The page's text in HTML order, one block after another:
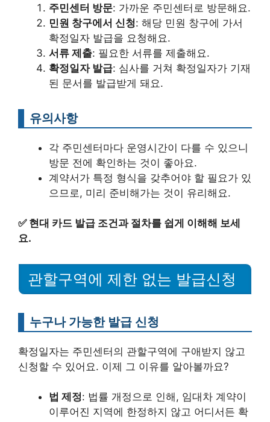
주민센터 방문: 가까운 주민센터로 방문해요.
민원 창구에서 신청: 해당 민원 창구에 가서
확정일자 발급을 요청해요.
서류 제출: 필요한 서류를 제출해요.
확정일자 발급: 심사를 거쳐 확정일자가 기재
된 문서를 발급받게 돼요.
유의사항
각 주민센터마다 운영시간이 다를 수 있으니
방문 전에 확인하는 것이 좋아요.
계약서가 특정 형식을 갖추어야 할 필요가 있
으므로, 미리 준비해가는 것이 유리해요.
✅ 현대 카드 발급 조건과 절차를 쉽게 이해해 보세
요.
관할구역에 제한 없는 발급신청
누구나 가능한 발급 신청
확정일자는 주민센터의 관할구역에 구애받지 않고
신청할 수 있어요. 이제 그 이유를 알아볼까요?
법 제정: 법률 개정으로 인해, 임대차 계약이
이루어진 지역에 한정하지 않고 어디서든 확